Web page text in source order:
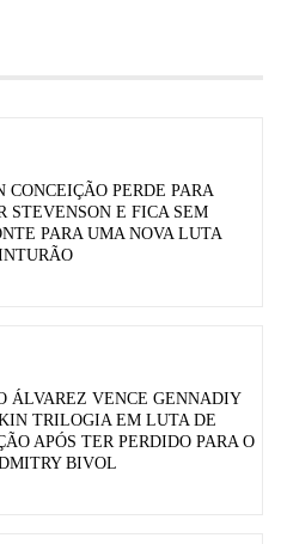
CONCEIÇÃO PERDE PARA
STEVENSON E FICA SEM
PARA UMA NOVA LUTA
ÁLVAREZ VENCE GENNADIY
TRILOGIA EM LUTA DE
APÓS TER PERDIDO PARA O
BIVOL